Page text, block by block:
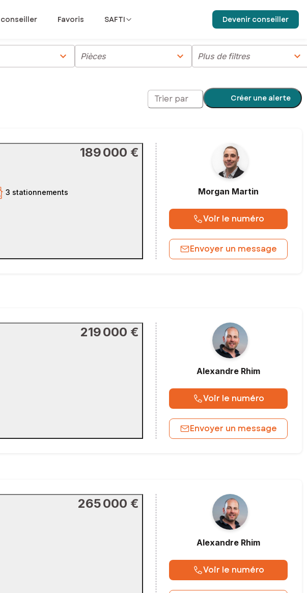
Favoris SAFTI Devenir conseiller
chevron_right Pièces chevron_right Plus de filtres chevron_right
Trier par Créer une alerte
189 000 €
3 stationnements Morgan Martin
Voir le numéro
Envoyer un message
219 000 €
Alexandre Rhim
Voir le numéro
Envoyer un message
265 000 €
Alexandre Rhim
Voir le numéro